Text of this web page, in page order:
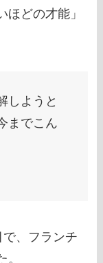
どの才能」
しようと
までこん
、フランチ